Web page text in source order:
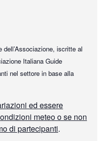
iscritte al
Italiana Guide
nel settore in base alla
ed essere
meteo o se non
di partecipanti.